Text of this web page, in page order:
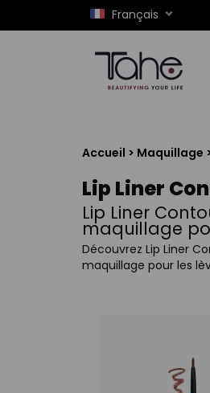
Français
Accueil > Maquillage
Lip Liner
Lip Liner
maquillage
Découvrez Lip Liner
maquillage pour les